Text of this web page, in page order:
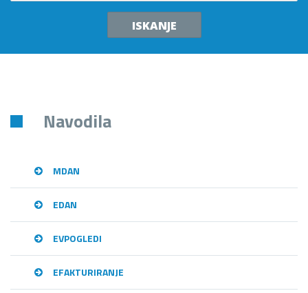
ISKANJE
Navodila
MDAN
EDAN
EVPOGLEDI
EFAKTURIRANJE